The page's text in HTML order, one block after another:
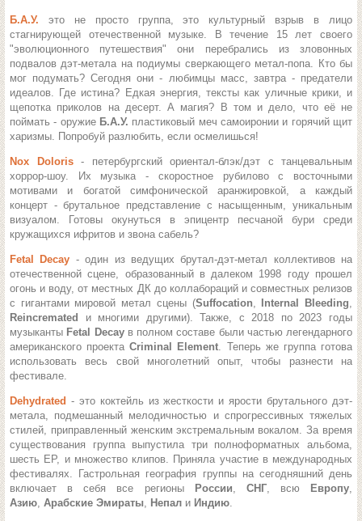
Б.А.У. это не просто группа, это культурный взрыв в лицо
стагнирующей отечественной музыке. В течение 15 лет своего
"эволюционного путешествия" они перебрались из зловонных
подвалов дэт-метала на подиумы сверкающего метал-попа. Кто бы
мог подумать? Сегодня они - любимцы масс, завтра - предатели
идеалов. Где истина? Едкая энергия, тексты как уличные крики, и
щепотка приколов на десерт. А магия? В том и дело, что её не
поймать - оружие Б.А.У. пластиковый меч самоиронии и горячий щит
харизмы. Попробуй разлюбить, если осмелишься!
Nox Doloris
- петербургский ориентал-блэк/дэт с танцевальным
хоррор-шоу. Их музыка - скоростное рубилово с восточными
мотивами и богатой симфонической аранжировкой, а каждый
концерт - брутальное представление с насыщенным, уникальным
визуалом.
Готовы окунуться в эпицентр песчаной бури среди
кружащихся ифритов и звона сабель?
Fetal Decay - один из ведущих брутал-дэт-метал коллективов на
отечественной сцене, образованный в далеком 1998 году прошел
огонь и воду, от местных ДК до коллабораций и совместных релизов
с гигантами мировой метал сцены (Suffocation, Internal Bleeding,
Reincremated и многими другими). Также, с 2018 по 2023 годы
музыканты Fetal Decay в полном составе были частью легендарного
американского проектаCriminal Element. Теперь же группа готова
использовать весь свой многолетний опыт, чтобы разнести на
фестивале.
Dehydrated - это коктейль из жесткости и ярости брутального дэт-
метала, подмешанный мелодичностью и спрогрессивных тяжелых
стилей, приправленный женским экстремальным вокалом.За время
существования группа выпустила три полноформатных альбома,
шесть ЕР, и множество клипов. Приняла участие в международных
фестивалях. Гастрольная география группы на сегодняшний день
включает в себя все регионы
России, СНГ, всю Европу,
Азию, Арабские Эмираты, Непал и Индию.